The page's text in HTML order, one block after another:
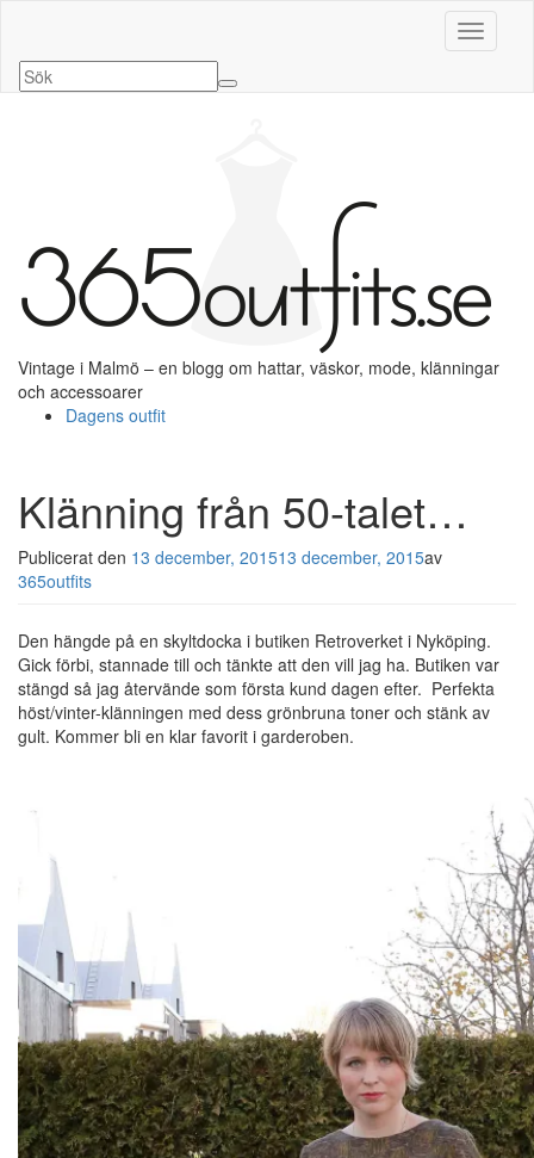
Slå på/
Vintage i Malmö – en blogg om hattar, väskor, mode, klänningar
och accessoarer
Dagens outfit
Klänning från 50-talet…
Publicerat den 13 december, 201513 december, 2015av
365outfits
Den hängde på en skyltdocka i butiken Retroverket i Nyköping.
Gick förbi, stannade till och tänkte att den vill jag ha. Butiken var
stängd så jag återvände som första kund dagen efter. Perfekta
höst/vinter-klänningen med dess grönbruna toner och stänk av
gult. Kommer bli en klar favorit i garderoben.